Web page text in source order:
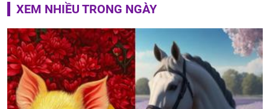
XEM NHIỀU TRONG NGÀY